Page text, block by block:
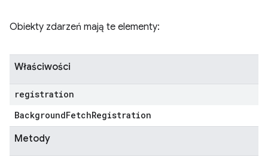
Obiekty zdarzeń mają te elementy:
Właściwości
registration
BackgroundFetchRegistration
Metody